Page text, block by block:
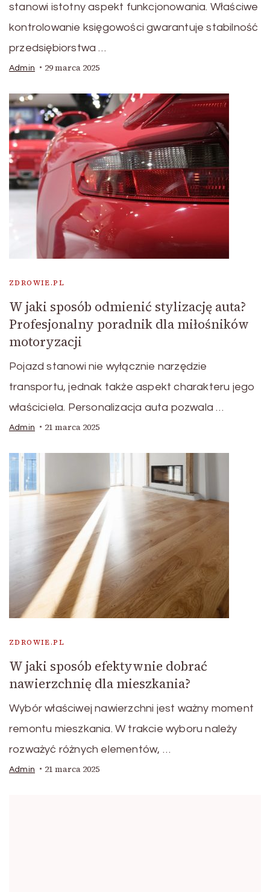
stanowi istotny aspekt funkcjonowania. Właściwe
kontrolowanie księgowości gwarantuje stabilność
przedsiębiorstwa …
Admin 29 marca 2025
ZDROWIE.PL
W jaki sposób odmienić stylizację auta?
Profesjonalny poradnik dla miłośników
motoryzacji
Pojazd stanowi nie wyłącznie narzędzie
transportu, jednak także aspekt charakteru jego
właściciela. Personalizacja auta pozwala …
Admin 21 marca 2025
ZDROWIE.PL
W jaki sposób efektywnie dobrać
nawierzchnię dla mieszkania?
Wybór właściwej nawierzchni jest ważny moment
remontu mieszkania. W trakcie wyboru należy
rozważyć różnych elementów, …
Admin 21 marca 2025